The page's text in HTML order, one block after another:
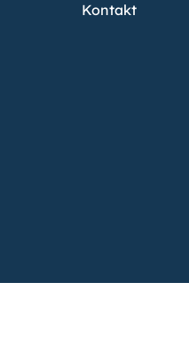
Kontakt